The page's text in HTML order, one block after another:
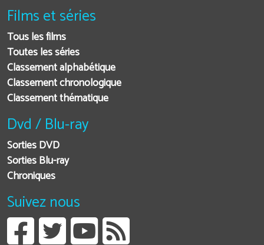
Films et séries
Tous les films
Toutes les séries
Classement alphabétique
Classement chronologique
Classement thématique
Dvd / Blu-ray
Sorties DVD
Sorties Blu-ray
Chroniques
Suivez nous